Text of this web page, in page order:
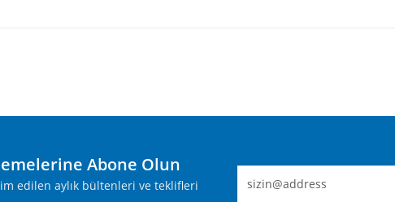
Abone Olun
edilen aylık bültenleri ve teklifleri